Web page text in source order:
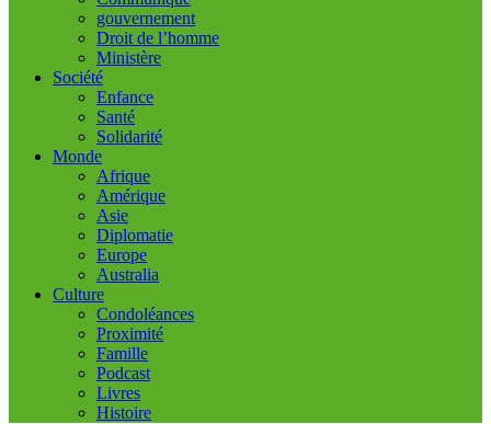
gouvernement
Droit de l’homme
Ministère
Société
Enfance
Santé
Solidarité
Monde
Afrique
Amérique
Asie
Diplomatie
Europe
Australia
Culture
Condoléances
Proximité
Famille
Podcast
Livres
Histoire